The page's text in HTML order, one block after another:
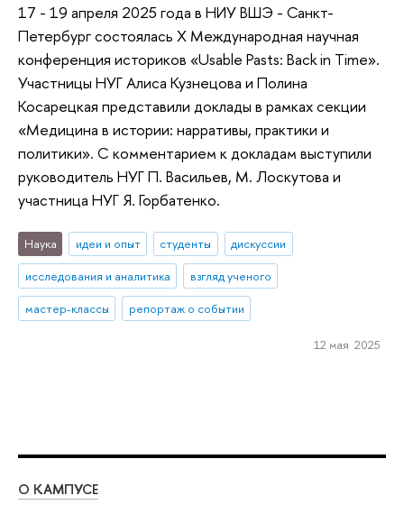
17 - 19 апреля 2025 года в НИУ ВШЭ - Санкт-
Петербург состоялась X Международная научная
конференция историков «Usable Pasts: Back in Time».
Участницы НУГ Алиса Кузнецова и Полина
Косарецкая представили доклады в рамках секции
«Медицина в истории: нарративы, практики и
политики». С комментарием к докладам выступили
руководитель НУГ П. Васильев, М. Лоскутова и
участница НУГ Я. Горбатенко.
Наука идеи и опыт студенты
дискуссии
исследования и аналитика
взгляд ученого
мастер-классы
репортаж о событии
12 мая 2025
О КАМПУСЕ